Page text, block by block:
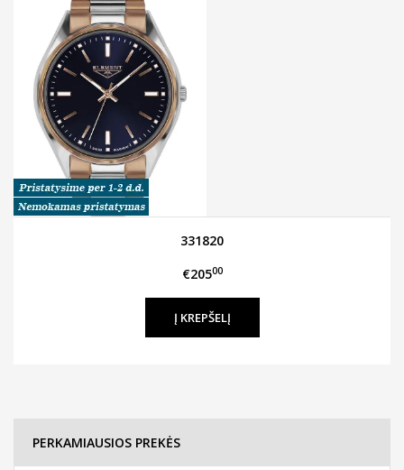
331820
€20500
PERKAMIAUSIOS PREKĖS